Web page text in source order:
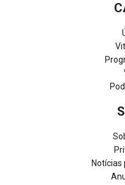
Notícias